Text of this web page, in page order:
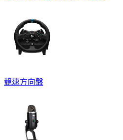
競速方向盤